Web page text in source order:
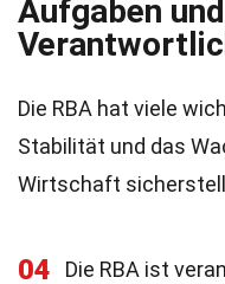
Aufgaben und
Die RBA hat viele
Stabilität und das
Wirtschaft
04
Die RBA ist